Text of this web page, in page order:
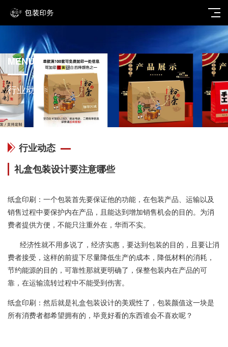
MENU
行业动态
行业动态
礼盒包装设计要注意哪些
纸盒印刷：一个包装首先要保证他的功能，在包装产品、运输以及
销售过程中要保护内在产品，且能达到增加销售机会的目的。为消
费者提供方便，不能只注重外在，华而不实。
经济性就不用多说了，经济实惠，要达到包装的目的，且要让消
费者接受，这样的前提下尽量降低生产的成本，降低材料的消耗，
节约能源的目的，可靠性那就更明确了，保整包装内在产品的可
靠，在运输流转过程中不能受到伤害。
纸盒印刷：然后就是礼盒包装设计的美观性了，包装颜值这一块是
所有消费者都希望拥有的，毕竟好看的东西谁会不喜欢呢？